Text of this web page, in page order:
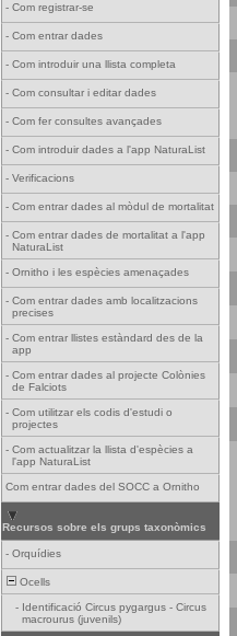
- Com registrar-se
- Com entrar dades
- Com introduir una llista completa
- Com consultar i editar dades
- Com fer consultes avançades
- Com introduir dades a l'app NaturaList
- Verificacions
- Com entrar dades al mòdul de mortalitat
- Com entrar dades de mortalitat a l'app
NaturaList
- Ornitho i les espècies amenaçades
- Com entrar dades amb localitzacions
precises
- Com entrar llistes estàndard des de la
app
- Com entrar dades al projecte Colònies
de Falciots
- Com utilitzar els codis d'estudi o
projectes
- Com actualitzar la llista d'espècies a
l'app NaturaList
Com entrar dades del SOCC a Ornitho
Recursos sobre els grups taxonòmics
- Orquídies
Ocells
- Identificació Circus pygargus - Circus
macrourus (juvenils)